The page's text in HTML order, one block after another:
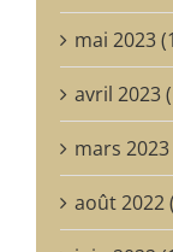
mai 2023
avril 2023
mars 2023
août 2022